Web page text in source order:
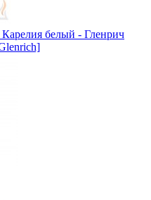
белый - Гленрич